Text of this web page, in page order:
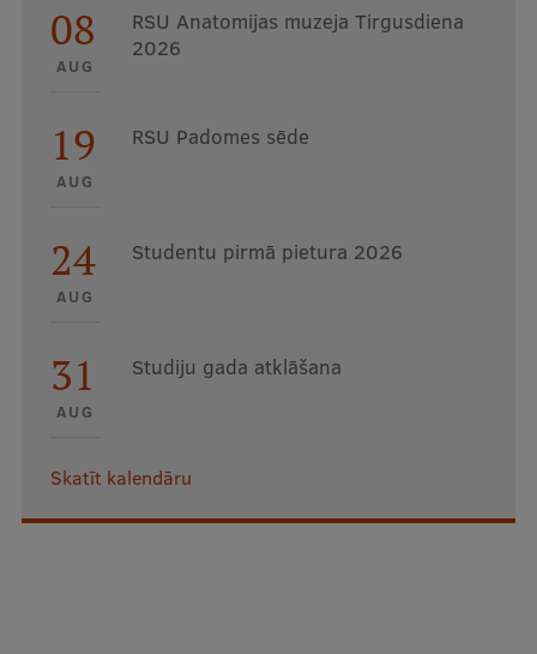
08
AUG
RSU Anatomijas muzeja Tirgusdiena
2026
19
AUG
RSU Padomes sēde
24
AUG
Studentu pirmā pietura 2026
31
AUG
Studiju gada atklāšana
Skatīt kalendāru